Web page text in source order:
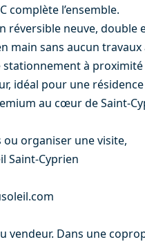
complète l’ensemble.
réversible neuve, double
main sans aucun travaux
à
idéal pour une
au cœur de Saint-
organiser une visite,
Saint-Cyprien
vendeur. Dans une